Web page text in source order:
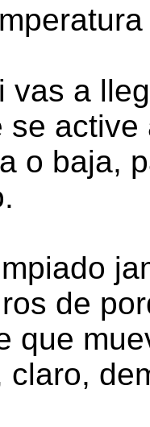
vas a
se
o baja,
de
que
claro,